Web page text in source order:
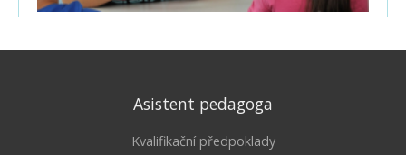
Asistent pedagoga
Kvalifikační předpoklady